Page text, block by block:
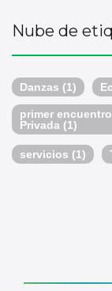
Nube de
Danzas (1)
primer
Privada (1)
servicios (1)